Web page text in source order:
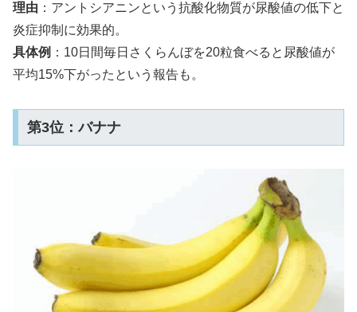
理由 ：アントシアニンという抗酸化物質が尿酸値の低下と
炎症抑制に効果的。
具体例 ：10日間毎日さくらんぼを20粒食べると尿酸値が
平均15%下がったという報告も。
第3位：バナナ